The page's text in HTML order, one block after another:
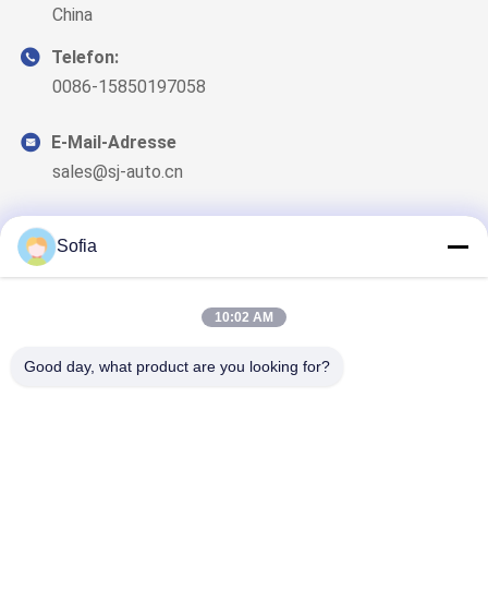
China
Telefon:
0086-15850197058
E-Mail-Adresse
sales@sj-auto.cn
Sofia
10:02 AM
Good day, what product are you looking for?